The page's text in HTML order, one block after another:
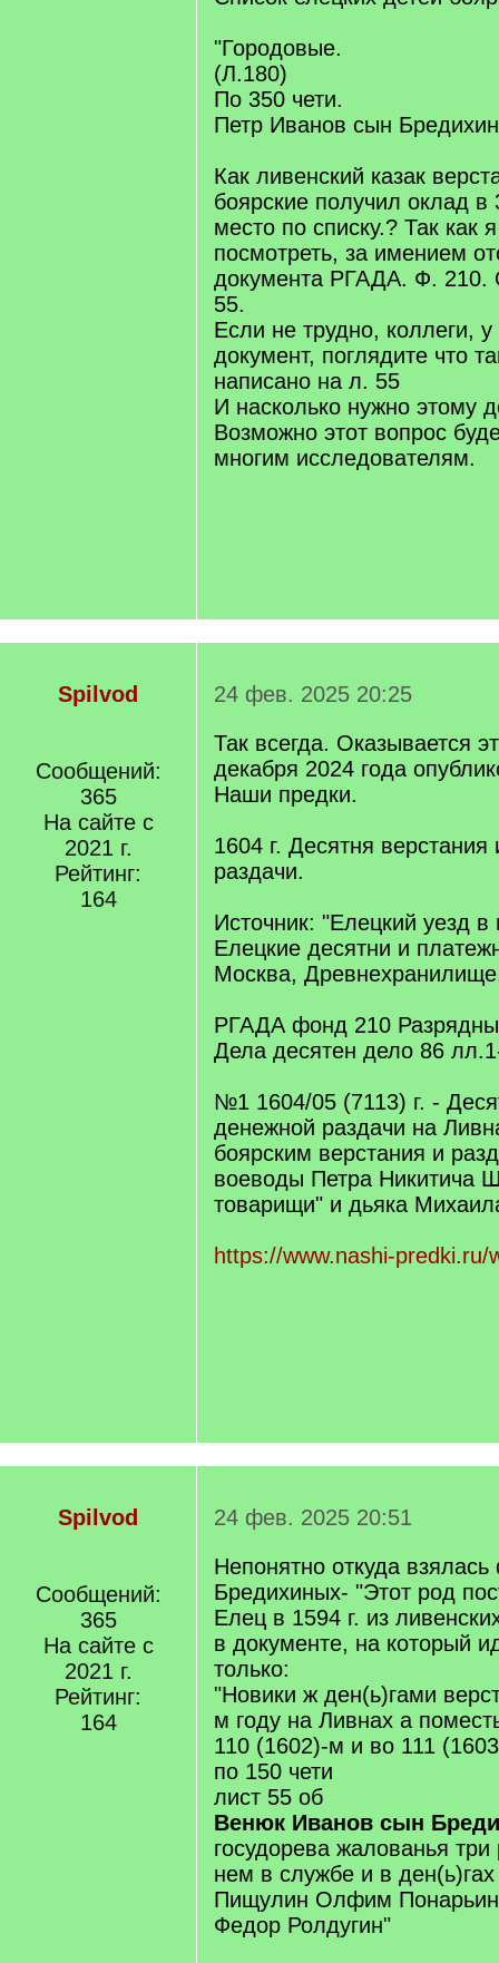
"Городовые.
(Л.180)
По 350 чети.
Петр Иванов сын
Как ливенский казак
боярские получил оклад в
место по списку.? Так как
посмотреть, за имением
документа РГАДА. Ф. 210.
55.
Если не трудно, коллеги, у
документ, поглядите что
написано на л. 55
И насколько нужно этому
Возможно этот вопрос
многим исследователям.
Spilvod
Сообщений:
365
На сайте с
2021 г.
Рейтинг:
164
24 фев. 2025 20:25
Так всегда. Оказывается
декабря 2024 года
Наши предки.
1604 г. Десятня
раздачи.
Источник: "Елецкий уезд
Елецкие десятни и
Москва,
РГАДА фонд 210
Дела десятен дело 86
№1 1604/05 (7113) г. -
денежной раздачи на
боярским верстания и
воеводы Петра Никитича
товарищи" и дьяка
https://www.nashi-predki.ru/
Spilvod
Сообщений:
365
На сайте с
2021 г.
Рейтинг:
164
24 фев. 2025 20:51
Непонятно откуда
Бредихиных- "Этот род
Елец в 1594 г. из
в документе, на который
только:
"Новики ж ден(ь)гами
м году на Ливнах а
110 (1602)-м и во 111
по 150 чети
лист 55 об
Венюк Иванов сын
госудорева жалованья
нем в службе и в
Пищулин Олфим Понарьин
Федор Ролдугин"